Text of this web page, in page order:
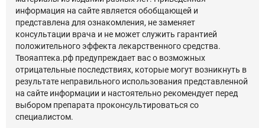
информация на сайте является обобщающей и
представлена для ознакомления, не заменяет
консультации врача и не может служить гарантией
положительного эффекта лекарственного средства.
Твояаптека.рф предупреждает вас о возможных
отрицательные последствиях, которые могут возникнуть в
результате неправильного использования представленной
на сайте информации и настоятельно рекомендует перед
выбором препарата проконсультироваться со
специалистом.